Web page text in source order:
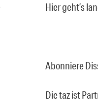
Hier geht’s
Abonniere
Die taz ist